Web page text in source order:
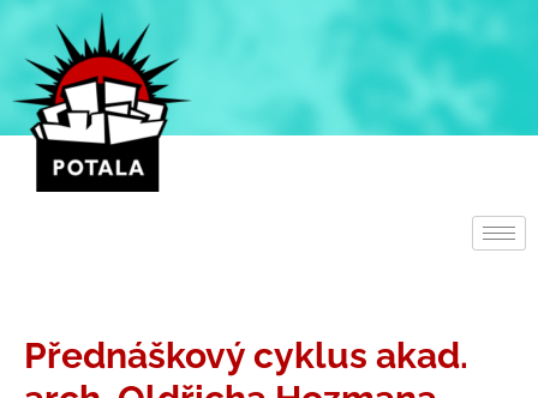
Přeskočit
obsah
Přednáškový cyklus akad.